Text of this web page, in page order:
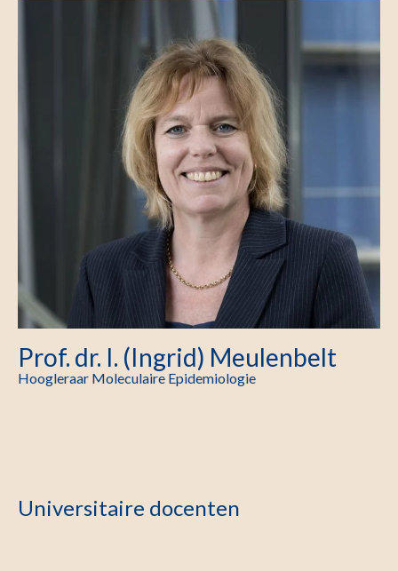
Prof. dr. I. (Ingrid) Meulenbelt
Hoogleraar Moleculaire Epidemiologie
Universitaire docenten